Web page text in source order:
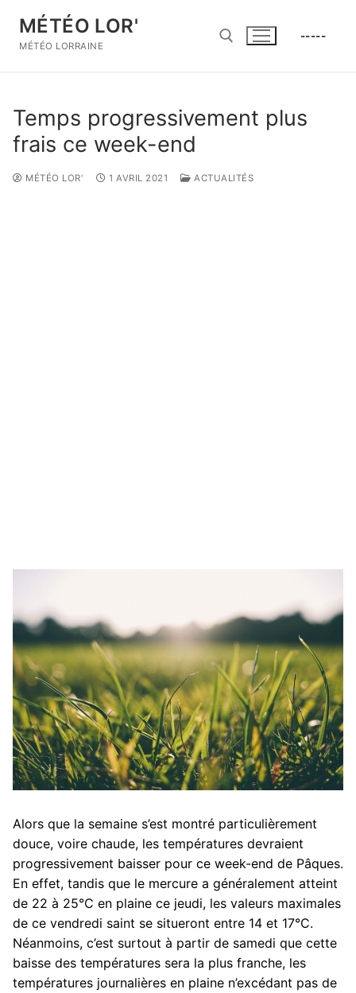
contenu
MÉTÉO LOR'
MÉTÉO LORRAINE
-----
Temps progressivement plus
frais ce week-end
MÉTÉO LOR' 1 AVRIL 2021 ACTUALITÉS
Alors que la semaine s’est montré particulièrement
douce, voire chaude, les températures devraient
progressivement baisser pour ce week-end de Pâques.
En effet, tandis que le mercure a généralement atteint
de 22 à 25°C en plaine ce jeudi, les valeurs maximales
de ce vendredi saint se situeront entre 14 et 17°C.
Néanmoins, c’est surtout à partir de samedi que cette
baisse des températures sera la plus franche, les
températures journalières en plaine n’excédant pas de